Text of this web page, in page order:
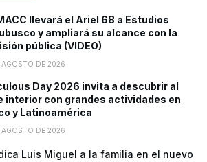
llevará el Ariel 68 a Estudios
y ampliará su alcance con la
pública (VIDEO)
AGOSTO DE 2026
Day 2026 invita a descubrir al
interior con grandes actividades en
y Latinoamérica
AGOSTO DE 2026
Luis Miguel a la familia en el nuevo